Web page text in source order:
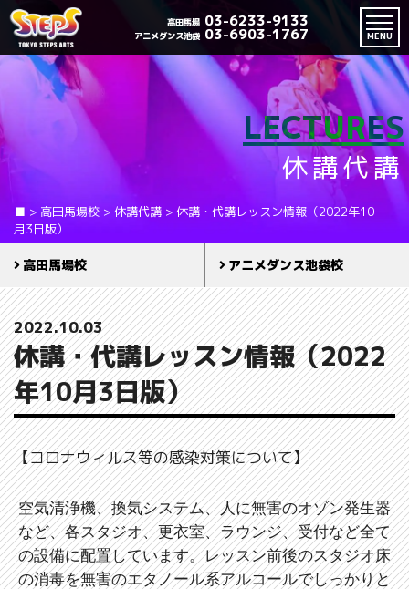
高田馬場 03-6233-9133
アニメダンス池袋 03-6903-1767 MENU
LECTURES
休講代講
■ > 高田馬場校 > 休講代講 > 休講・代講レッスン情報（2022年10
月3日版）
高田馬場校 アニメダンス池袋校
2022.10.03
休講・代講レッスン情報（2022
年10月3日版）
【コロナウィルス等の感染対策について】
空気清浄機、換気システム、人に無害のオゾン発生器
など、各スタジオ、更衣室、ラウンジ、受付など全て
の設備に配置しています。レッスン前後のスタジオ床
の消毒を無害のエタノール系アルコールでしっかりと